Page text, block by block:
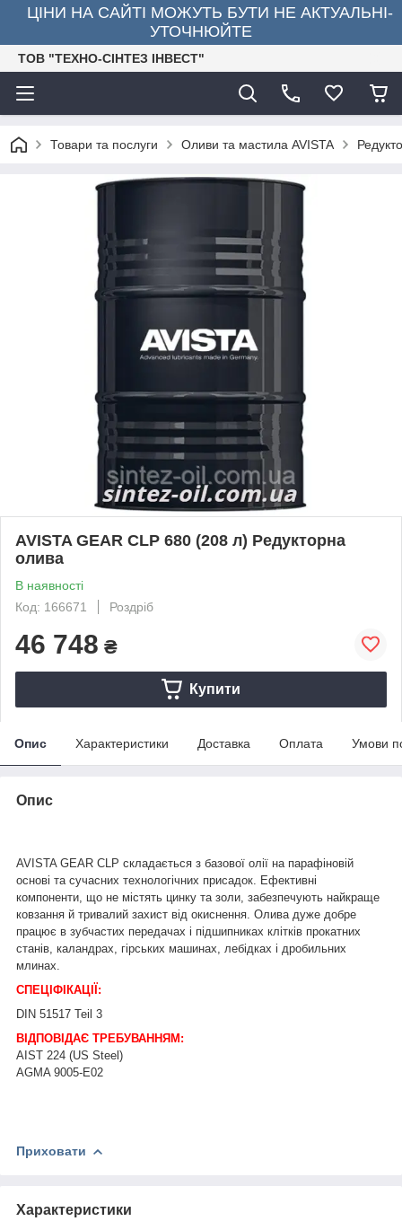
ЦІНИ НА САЙТІ МОЖУТЬ БУТИ НЕ АКТУАЛЬНІ-
УТОЧНЮЙТЕ
ТОВ "ТЕХНО-СІНТЕЗ ІНВЕСТ"
Товари та послуги Оливи та мастила AVISTA
AVISTA GEAR CLP 680 (208 л) Редукторна
олива
В наявності
Код: 166671
Роздріб
46 748 ₴
Купити
Опис Характеристики Доставка Оплата Умови
Опис
AVISTA GEAR CLP складається з базової олії на парафіновій
основі та сучасних технологічних присадок. Ефективні
компоненти, що не містять цинку та золи, забезпечують найкраще
ковзання й тривалий захист від окиснення. Олива дуже добре
працює в зубчастих передачах і підшипниках клітків прокатних
станів, каландрах, гірських машинах, лебідках і дробильних
млинах.
СПЕЦІФІКАЦІЇ:
DIN 51517 Teil 3
ВІДПОВІДАЄ ТРЕБУВАННЯМ:
AIST 224 (US Steel)
AGMA 9005-E02
Приховати
Характеристики